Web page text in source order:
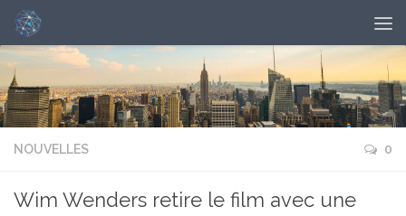
NOUVELLES 0
Wim Wenders retire le film avec une